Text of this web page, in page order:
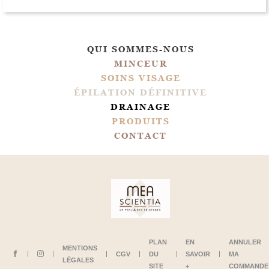
bienveillantes toujours aux
petits soins et de très bons
conseils
QUI SOMMES-NOUS
MINCEUR
SOINS VISAGE
ÉPILATION DÉFINITIVE
DRAINAGE
PRODUITS
CONTACT
MENTIONS
LÉGALES
CGV
PLAN
DU
SITE
EN
SAVOIR
+
ANNULER
MA
COMMANDE